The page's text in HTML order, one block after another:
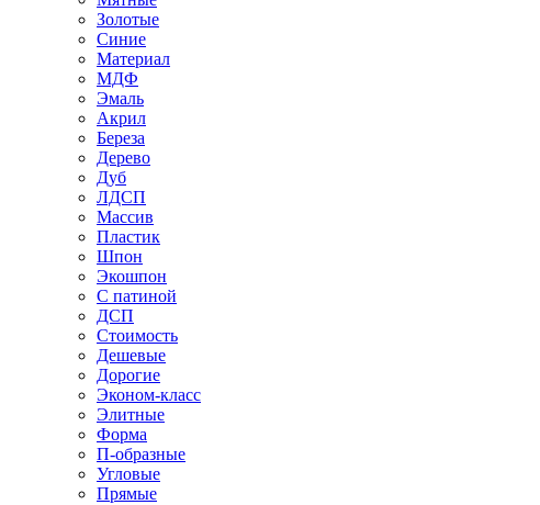
Золотые
Синие
Материал
МДФ
Эмаль
Акрил
Береза
Дерево
Дуб
ЛДСП
Массив
Пластик
Шпон
Экошпон
С патиной
ДСП
Стоимость
Дешевые
Дорогие
Эконом-класс
Элитные
Форма
П-образные
Угловые
Прямые